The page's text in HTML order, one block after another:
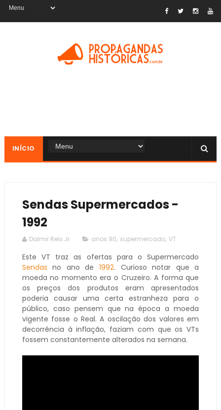
INÍCIO
Sendas Supermercados -
1992
Dalmir Reis Jr. anos 90, supermercado, VT
Este VT traz as ofertas para o Supermercado
Sendas no ano de 1992. Curioso notar que a
moeda no momento era o Cruzeiro. A forma que
os preços dos produtos eram apresentados
poderia causar uma certa estranheza para o
público, caso pensem que na época a moeda
vigente fosse o Real. A oscilação dos valores em
decorrência à inflação, faziam com que os VTs
fossem constantemente alterados na semana.